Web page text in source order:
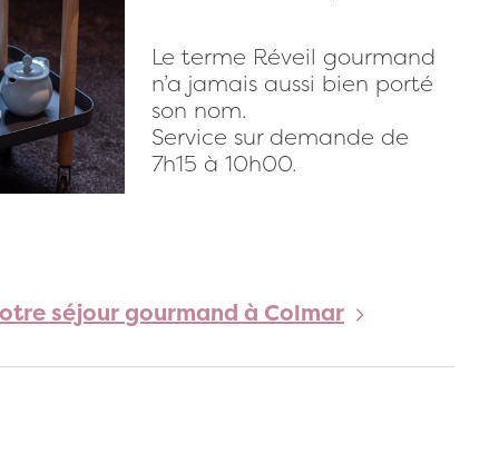
Le terme Réveil gourmand
n’a jamais aussi bien porté
son nom.
Service sur demande de
7h15 à 10h00.
séjour gourmand à Colmar